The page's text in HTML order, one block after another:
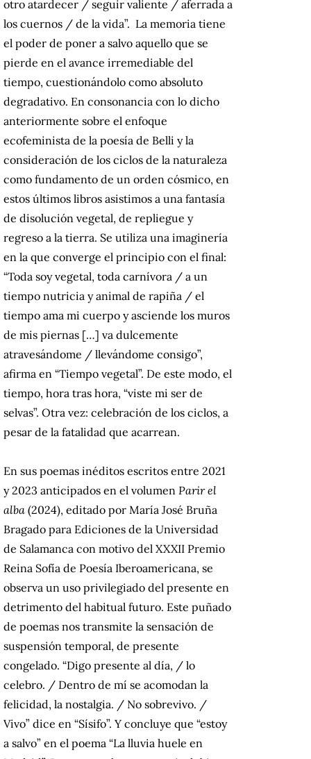
otro atardecer / seguir valiente / aferrada a
los cuernos / de la vida”. La memoria tiene
el poder de poner a salvo aquello que se
pierde en el avance irremediable del
tiempo, cuestionándolo como absoluto
degradativo. En consonancia con lo dicho
anteriormente sobre el enfoque
ecofeminista de la poesía de Belli y la
consideración de los ciclos de la naturaleza
como fundamento de un orden cósmico, en
estos últimos libros asistimos a una fantasía
de disolución vegetal, de repliegue y
regreso a la tierra. Se utiliza una imaginería
en la que converge el principio con el final:
“Toda soy vegetal, toda carnívora / a un
tiempo nutricia y animal de rapiña / el
tiempo ama mi cuerpo y asciende los muros
de mis piernas […] va dulcemente
atravesándome / llevándome consigo”,
afirma en “Tiempo vegetal”. De este modo, el
tiempo, hora tras hora, “viste mi ser de
selvas”. Otra vez: celebración de los ciclos, a
pesar de la fatalidad que acarrean.
En sus poemas inéditos escritos entre 2021
y 2023 anticipados en el volumen Parir el
alba (2024), editado por María José Bruña
Bragado para Ediciones de la Universidad
de Salamanca con motivo del XXXII Premio
Reina Sofía de Poesía Iberoamericana, se
observa un uso privilegiado del presente en
detrimento del habitual futuro. Este puñado
de poemas nos transmite la sensación de
suspensión temporal, de presente
congelado. “Digo presente al día, / lo
celebro. / Dentro de mí se acomodan la
felicidad, la nostalgia. / No sobrevivo. /
Vivo” dice en “Sísifo”. Y concluye que “estoy
a salvo” en el poema “La lluvia huele en